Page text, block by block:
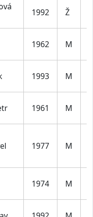
1992 Ž
1962 M
1993 M
1961 M
1977 M
1974 M